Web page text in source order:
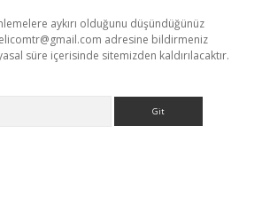
aykırı olduğunu düşündüğünüz
adresine bildirmeniz
süre içerisinde sitemizden kaldırılacaktır.